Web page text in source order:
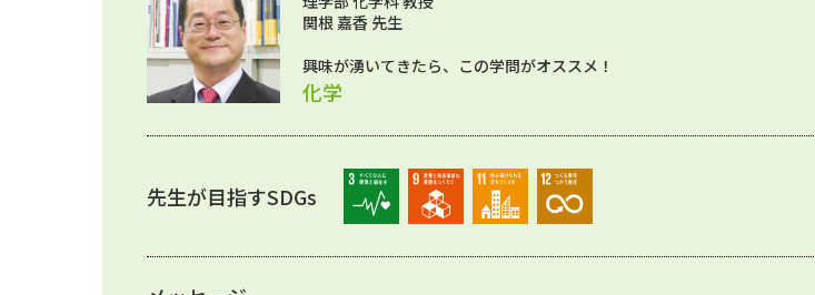
関根 嘉香 先生
興味が湧いてきたら、この学問がオススメ！
化学
先生が目指すSDGs